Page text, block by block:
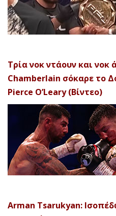
Τρία νοκ ντάουν και νοκ
Chamberlain σόκαρε το
Pierce O’Leary (Βίντεο)
Arman Tsarukyan: